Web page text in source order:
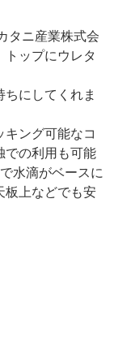
タニ産業株式会
トップにウレタ
にしてくれま
ング可能なコ
での利用も可能
水滴がベースに
板上などでも安